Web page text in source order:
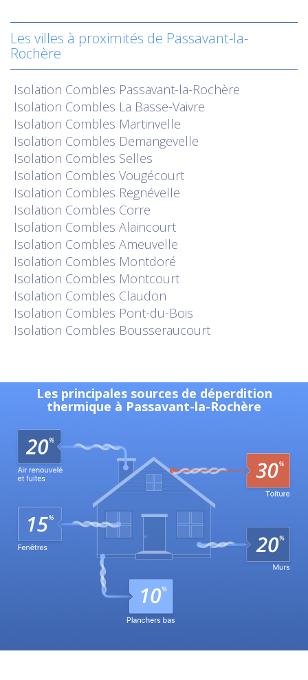
Les villes à proximités de Passavant-la-
Rochère
Isolation Combles Passavant-la-Rochère
Isolation Combles La Basse-Vaivre
Isolation Combles Martinvelle
Isolation Combles Demangevelle
Isolation Combles Selles
Isolation Combles Vougécourt
Isolation Combles Regnévelle
Isolation Combles Corre
Isolation Combles Alaincourt
Isolation Combles Ameuvelle
Isolation Combles Montdoré
Isolation Combles Montcourt
Isolation Combles Claudon
Isolation Combles Pont-du-Bois
Isolation Combles Bousseraucourt
Les principales sources de déperdition
thermique à Passavant-la-Rochère